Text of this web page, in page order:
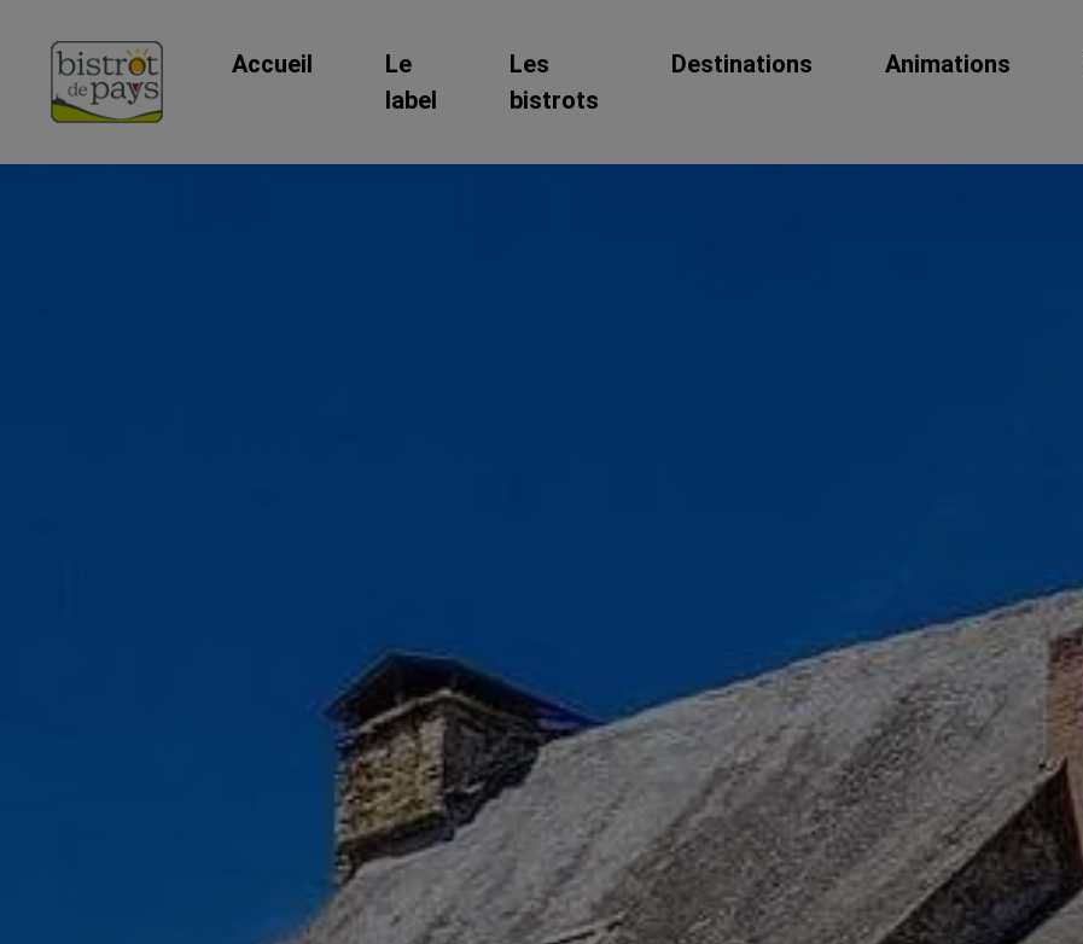
Accueil
Le
label
Les
bistrots
Destinations Animations